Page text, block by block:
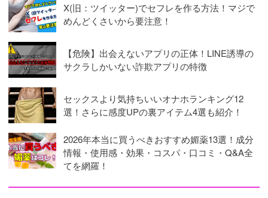
X(旧：ツイッター)でセフレを作る方法！マジで
めんどくさいから要注意！
【危険】出会えないアプリの正体！LINE誘導の
サクラしかいない詐欺アプリの特徴
セックスより気持ちいいオナホランキング12
選！さらに感度UPの裏アイテム4選も紹介！
2026年本当に買うべきおすすめ媚薬13選！成分
情報・使用感・効果・コスパ・口コミ・Q&A全
てを網羅！